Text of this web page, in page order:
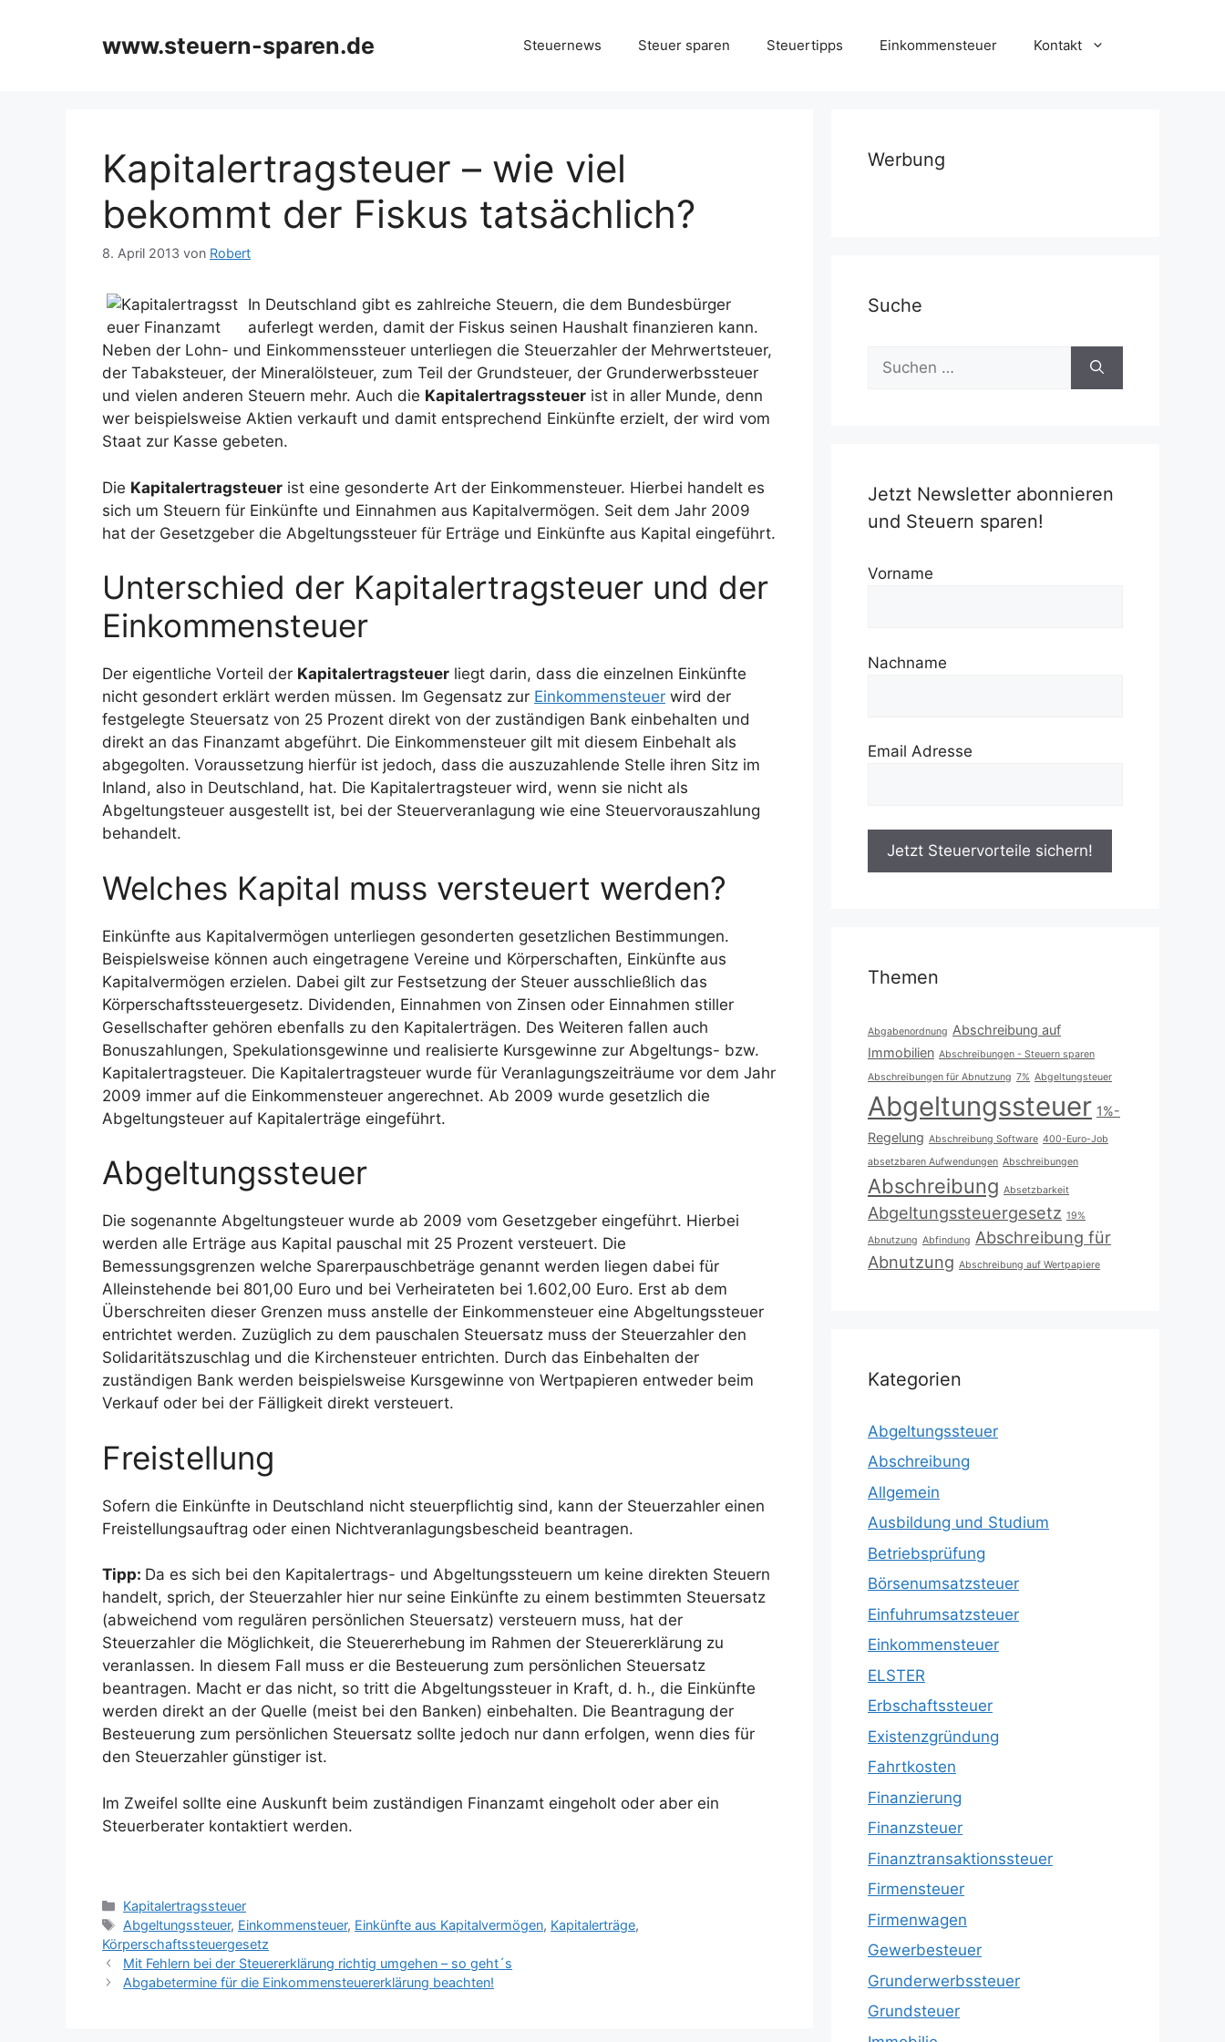
www.steuern-sparen.de Steuernews Steuer sparen Steuertipps Einkommensteuer Kontakt
Kapitalertragsteuer – wie viel
bekommt der Fiskus tatsächlich?
8. April 2013 von Robert
In Deutschland gibt es zahlreiche Steuern, die dem Bundesbürger
auferlegt werden, damit der Fiskus seinen Haushalt finanzieren kann.
Neben der Lohn- und Einkommenssteuer unterliegen die Steuerzahler der Mehrwertsteuer,
der Tabaksteuer, der Mineralölsteuer, zum Teil der Grundsteuer, der Grunderwerbssteuer
und vielen anderen Steuern mehr. Auch die Kapitalertragssteuer ist in aller Munde, denn
wer beispielsweise Aktien verkauft und damit entsprechend Einkünfte erzielt, der wird vom
Staat zur Kasse gebeten.
Die Kapitalertragsteuer ist eine gesonderte Art der Einkommensteuer. Hierbei handelt es
sich um Steuern für Einkünfte und Einnahmen aus Kapitalvermögen. Seit dem Jahr 2009
hat der Gesetzgeber die Abgeltungssteuer für Erträge und Einkünfte aus Kapital eingeführt.
Unterschied der Kapitalertragsteuer und der
Einkommensteuer
Der eigentliche Vorteil der Kapitalertragsteuer liegt darin, dass die einzelnen Einkünfte
nicht gesondert erklärt werden müssen. Im Gegensatz zur Einkommensteuer wird der
festgelegte Steuersatz von 25 Prozent direkt von der zuständigen Bank einbehalten und
direkt an das Finanzamt abgeführt. Die Einkommensteuer gilt mit diesem Einbehalt als
abgegolten. Voraussetzung hierfür ist jedoch, dass die auszuzahlende Stelle ihren Sitz im
Inland, also in Deutschland, hat. Die Kapitalertragsteuer wird, wenn sie nicht als
Abgeltungsteuer ausgestellt ist, bei der Steuerveranlagung wie eine Steuervorauszahlung
behandelt.
Welches Kapital muss versteuert werden?
Einkünfte aus Kapitalvermögen unterliegen gesonderten gesetzlichen Bestimmungen.
Beispielsweise können auch eingetragene Vereine und Körperschaften, Einkünfte aus
Kapitalvermögen erzielen. Dabei gilt zur Festsetzung der Steuer ausschließlich das
Körperschaftssteuergesetz. Dividenden, Einnahmen von Zinsen oder Einnahmen stiller
Gesellschafter gehören ebenfalls zu den Kapitalerträgen. Des Weiteren fallen auch
Bonuszahlungen, Spekulationsgewinne und realisierte Kursgewinne zur Abgeltungs- bzw.
Kapitalertragsteuer. Die Kapitalertragsteuer wurde für Veranlagungszeiträume vor dem Jahr
2009 immer auf die Einkommensteuer angerechnet. Ab 2009 wurde gesetzlich die
Abgeltungsteuer auf Kapitalerträge eingeführt.
Abgeltungssteuer
Die sogenannte Abgeltungsteuer wurde ab 2009 vom Gesetzgeber eingeführt. Hierbei
werden alle Erträge aus Kapital pauschal mit 25 Prozent versteuert. Die
Bemessungsgrenzen welche Sparerpauschbeträge genannt werden liegen dabei für
Alleinstehende bei 801,00 Euro und bei Verheirateten bei 1.602,00 Euro. Erst ab dem
Überschreiten dieser Grenzen muss anstelle der Einkommensteuer eine Abgeltungssteuer
entrichtet werden. Zuzüglich zu dem pauschalen Steuersatz muss der Steuerzahler den
Solidaritätszuschlag und die Kirchensteuer entrichten. Durch das Einbehalten der
zuständigen Bank werden beispielsweise Kursgewinne von Wertpapieren entweder beim
Verkauf oder bei der Fälligkeit direkt versteuert.
Freistellung
Sofern die Einkünfte in Deutschland nicht steuerpflichtig sind, kann der Steuerzahler einen
Freistellungsauftrag oder einen Nichtveranlagungsbescheid beantragen.
Tipp: Da es sich bei den Kapitalertrags- und Abgeltungssteuern um keine direkten Steuern
handelt, sprich, der Steuerzahler hier nur seine Einkünfte zu einem bestimmten Steuersatz
(abweichend vom regulären persönlichen Steuersatz) versteuern muss, hat der
Steuerzahler die Möglichkeit, die Steuererhebung im Rahmen der Steuererklärung zu
veranlassen. In diesem Fall muss er die Besteuerung zum persönlichen Steuersatz
beantragen. Macht er das nicht, so tritt die Abgeltungssteuer in Kraft, d. h., die Einkünfte
werden direkt an der Quelle (meist bei den Banken) einbehalten. Die Beantragung der
Besteuerung zum persönlichen Steuersatz sollte jedoch nur dann erfolgen, wenn dies für
den Steuerzahler günstiger ist.
Im Zweifel sollte eine Auskunft beim zuständigen Finanzamt eingeholt oder aber ein
Steuerberater kontaktiert werden.
Kategorien
Kapitalertragssteuer
Schlagwörter
Abgeltungssteuer, Einkommensteuer, Einkünfte aus Kapitalvermögen, Kapitalerträge,
Körperschaftssteuergesetz
Mit Fehlern bei der Steuererklärung richtig umgehen – so geht´s
Abgabetermine für die Einkommensteuererklärung beachten!
Werbung
Suche
Suchen
nach:
Jetzt Newsletter abonnieren
und Steuern sparen!
Vorname
Nachname
Email Adresse
Themen
Abgabenordnung Abschreibung auf
Immobilien Abschreibungen - Steuern sparen
Abschreibungen für Abnutzung 7% Abgeltungsteuer
Abgeltungssteuer 1%-
Regelung Abschreibung Software 400-Euro-Job
absetzbaren Aufwendungen Abschreibungen
Abschreibung Absetzbarkeit
Abgeltungssteuergesetz 19%
Abnutzung Abfindung Abschreibung für
Abnutzung Abschreibung auf Wertpapiere
Kategorien
Abgeltungssteuer
Abschreibung
Allgemein
Ausbildung und Studium
Betriebsprüfung
Börsenumsatzsteuer
Einfuhrumsatzsteuer
Einkommensteuer
ELSTER
Erbschaftssteuer
Existenzgründung
Fahrtkosten
Finanzierung
Finanzsteuer
Finanztransaktionssteuer
Firmensteuer
Firmenwagen
Gewerbesteuer
Grunderwerbssteuer
Grundsteuer